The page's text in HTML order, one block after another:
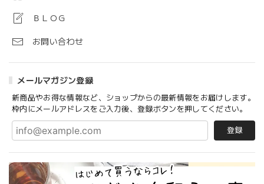
ＢＬＯＧ
お問い合わせ
メールマガジン登録
新商品やお得な情報など、ショップからの最新情報をお届けします。
枠内にメールアドレスをご入力後、登録ボタンを押してください。
登録